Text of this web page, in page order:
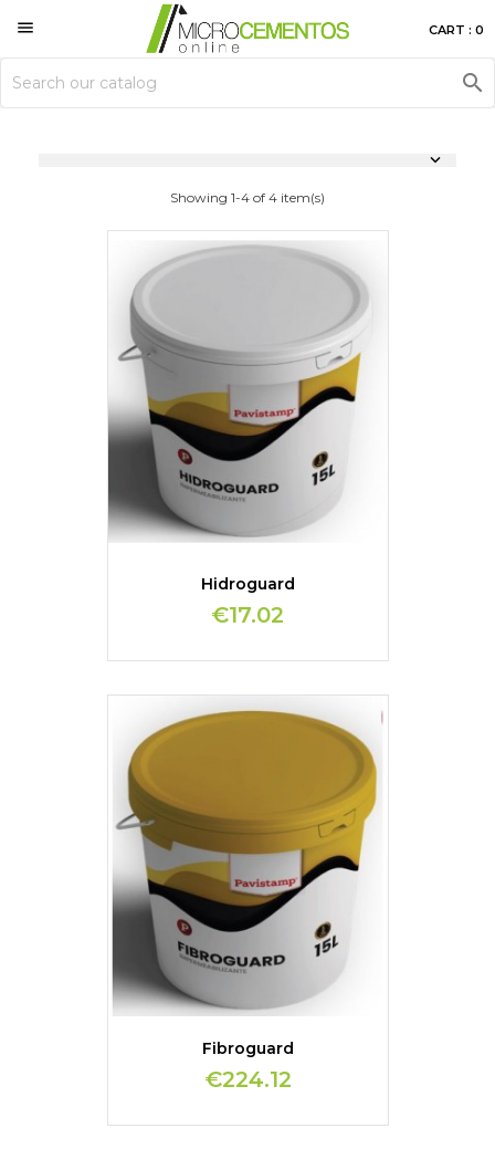
 CART : 0


Showing 1-4 of 4 item(s)
Hidroguard
€17.02
Fibroguard
€224.12